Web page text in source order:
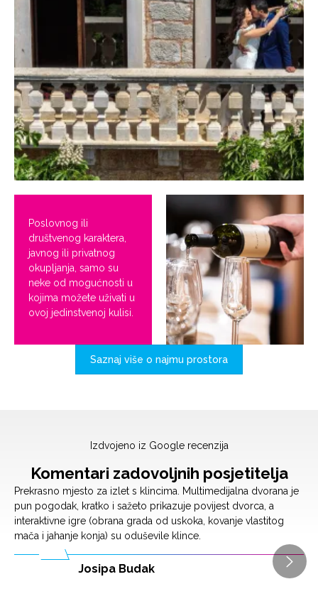
Poslovnog ili
društvenog karaktera,
javnog ili privatnog
okupljanja, samo su
neke od mogućnosti u
kojima možete uživati u
ovoj jedinstvenoj kulisi.
Saznaj više o najmu prostora
Izdvojeno iz Google recenzija
Komentari zadovoljnih posjetitelja
Josipa Budak
Prekrasno mjesto za izlet s klincima. Multimedijalna dvorana je
pun pogodak, kratko i sažeto prikazuje povijest dvorca, a
interaktivne igre (obrana grada od uskoka, kovanje vlastitog
mača i jahanje konja) su oduševile klince.